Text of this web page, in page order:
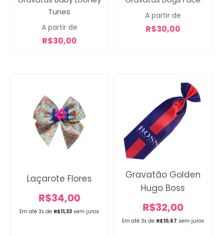
Tunes
A partir de
R$30,00
A partir de
R$30,00
Em até 3x de R$11,33 sem juros
Laçarote Flores
R$34,00
Em até 3x de R$10,67 sem juros
Gravatão Golden
Hugo Boss
R$32,00